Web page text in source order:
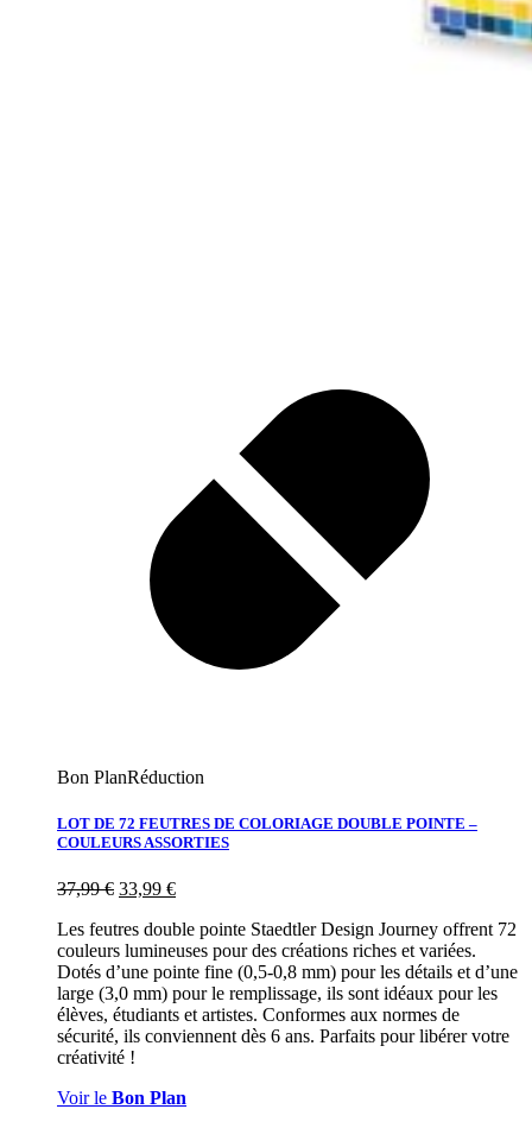
Bon PlanRéduction
LOT DE 72 FEUTRES DE COLORIAGE DOUBLE POINTE –
COULEURS ASSORTIES
37,99€ 33,99 €
Les feutres double pointe Staedtler Design Journey offrent 72
couleurs lumineuses pour des créations riches et variées.
Dotés d’une pointe fine (0,5-0,8 mm) pour les détails et d’une
large (3,0 mm) pour le remplissage, ils sont idéaux pour les
élèves, étudiants et artistes. Conformes aux normes de
sécurité, ils conviennent dès 6 ans. Parfaits pour libérer votre
créativité !
Voir le Bon Plan